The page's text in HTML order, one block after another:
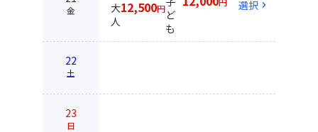
金
大
人
12,500円ど
も
選択 chevron_right
22
土
23
日